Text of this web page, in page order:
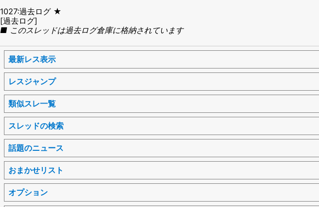
1027:過去ログ ★
[過去ログ]
■ このスレッドは過去ログ倉庫に格納されています
最新レス表示
レスジャンプ
類似スレ一覧
スレッドの検索
話題のニュース
おまかせリスト
オプション